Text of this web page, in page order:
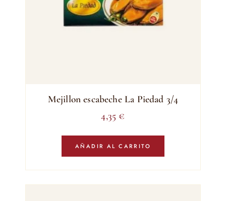
Mejillon escabeche La Piedad 3/4
4,35 €
AÑADIR AL CARRITO